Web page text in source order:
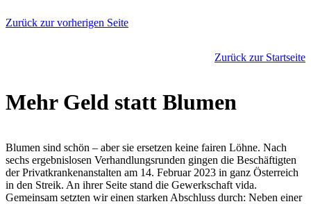
Zurück zur vorherigen Seite
Zurück zur Startseite
Mehr Geld statt Blumen
Blumen sind schön – aber sie ersetzen keine fairen Löhne. Nach
sechs ergebnislosen Verhandlungsrunden gingen die Beschäftigten
der Privatkrankenanstalten am 14. Februar 2023 in ganz Österreich
in den Streik. An ihrer Seite stand die Gewerkschaft vida.
Gemeinsam setzten wir einen starken Abschluss durch: Neben einer